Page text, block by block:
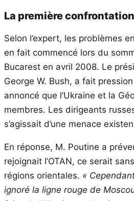
La première confrontation
Selon l’expert, les problèmes
en fait commencé lors du
Bucarest en avril 2008. Le
George W. Bush, a fait
annoncé que l’Ukraine et la
membres. Les dirigeants
s’agissait d’une menace
En réponse, M. Poutine a
rejoignait l’OTAN, ce serait
régions orientales. «
ignoré la ligne rouge de